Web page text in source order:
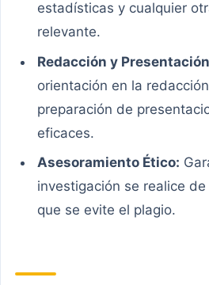
estadísticas y cualquier
relevante.
Redacción y
orientación en la
preparación de
eficaces.
Asesoramiento Ético:
investigación se realice
que se evite el plagio.